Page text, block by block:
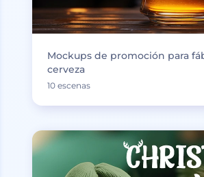
Mockups de promoción para
cerveza
10 escenas